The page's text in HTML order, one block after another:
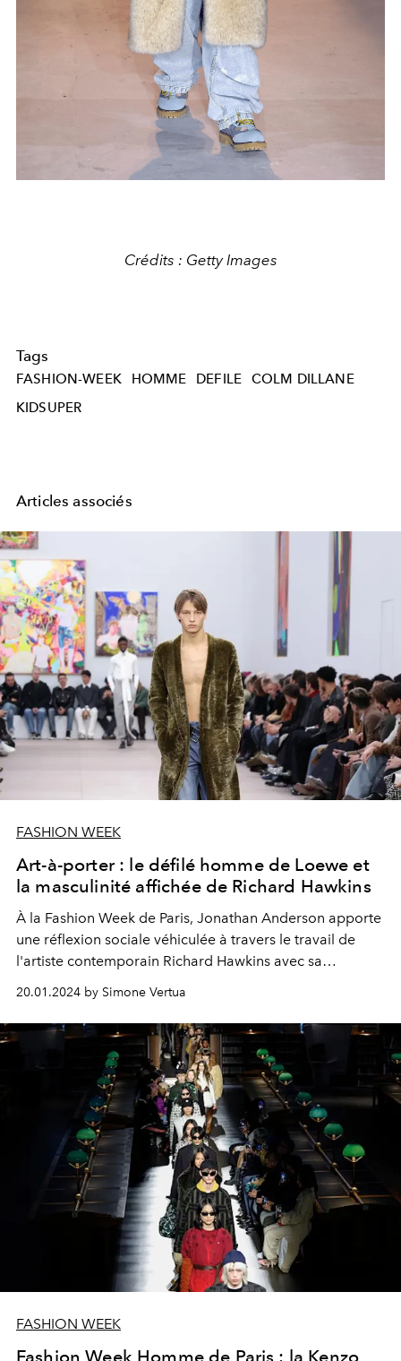
Crédits : Getty Images
Tags
FASHION-WEEK HOMME DEFILE
COLM DILLANE
KIDSUPER
Articles associés
FASHION WEEK
Art-à-porter : le défilé homme de Loewe et
la masculinité affichée de Richard Hawkins
À la Fashion Week de Paris, Jonathan Anderson apporte
une réflexion sociale véhiculée à travers le travail de
l'artiste contemporain Richard Hawkins avec sa
collection homme automne hiver 2024-25.
invités spéciaux au premier rang du défilé Loewe
figuraient également Manu Rios, Josh O'Connor, Matt
Bomer, Jonathan Bailey, Jamie Dornan, Mike Faist, Ghali
et Aron Piper.
20.01.2024 by Simone Vertua
FASHION WEEK